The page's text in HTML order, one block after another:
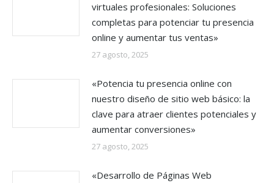
virtuales profesionales: Soluciones
completas para potenciar tu presencia
online y aumentar tus ventas»
27 agosto, 2025
«Potencia tu presencia online con
nuestro diseño de sitio web básico: la
clave para atraer clientes potenciales y
aumentar conversiones»
27 agosto, 2025
«Desarrollo de Páginas Web